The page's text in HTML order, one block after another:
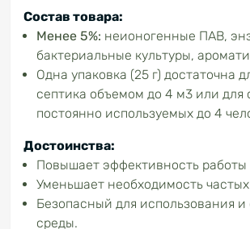
Состав товара:
Менее 5%: неионогенные ПАВ,
бактериальные культуры,
Одна упаковка (25 г) достаточна
септика объемом до 4 м3 или для
постоянно используемых до 4
Достоинства:
Повышает эффективность работы
Уменьшает необходимость частых
Безопасный для использования
среды.